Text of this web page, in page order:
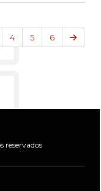
4 5 6
reservados